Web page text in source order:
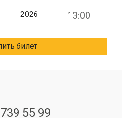
2026 13:00
билет
55 99